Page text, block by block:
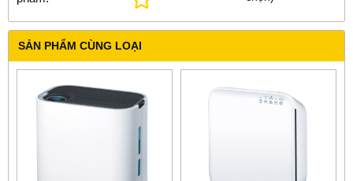
SẢN PHẨM CÙNG LOẠI